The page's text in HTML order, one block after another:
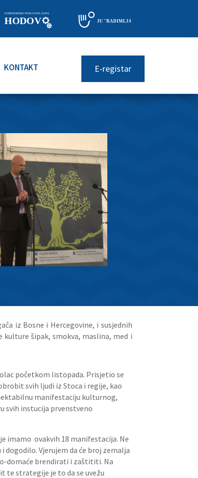
KONTAKT E-registar
iz Bosne i Hercegovine, i susjednih
šipak, smokva, maslina, med i
početkom listopada. Prisjetio se
svih ljudi iz Stoca i regije, kao
manifestaciju kulturnog,
svih instucija prvenstveno
imamo ovakvih 18 manifestacija. Ne
dogodilo. Vjerujem da će broj zemalja
domaće brendirati i zaštititi. Na
te strategije je to da se uvežu